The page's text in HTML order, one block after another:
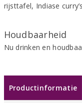
rijsttafel, Indiase
Houdbaarheid
Nu drinken en
Productinformatie